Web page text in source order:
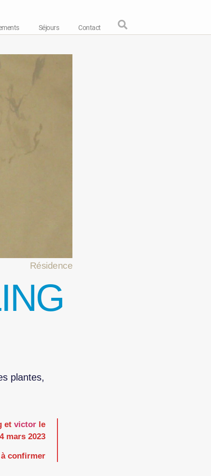
Séjours Contact
Résidence
plantes,
et victor le
mars 2023
confirmer